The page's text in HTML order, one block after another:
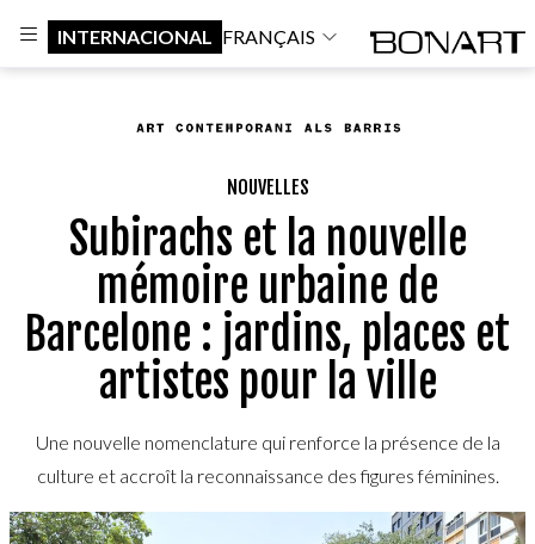
INTERNACIONAL FRANÇAIS
NOUVELLES
Subirachs et la nouvelle
mémoire urbaine de
Barcelone : jardins, places et
artistes pour la ville
Une nouvelle nomenclature qui renforce la présence de la
culture et accroît la reconnaissance des figures féminines.